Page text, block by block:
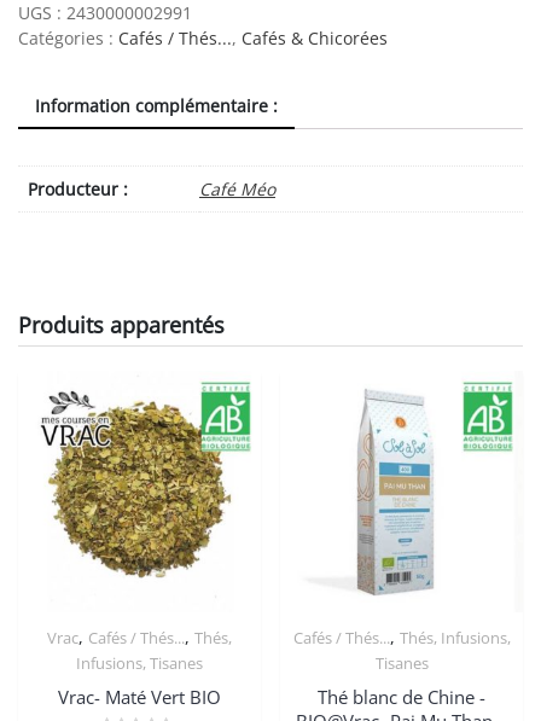
exquis
250gr
%
arabica
%
robusta)
UGS : 2430000002991
Catégories : Cafés / Thés..., Cafés & Chicorées
Information complémentaire :
Producteur : Café Méo
Produits apparentés
Vrac, Cafés / Thés..., Thés,
Infusions, Tisanes
Vrac- Maté Vert BIO
Cafés / Thés..., Thés, Infusions,
Tisanes
Thé blanc de Chine -